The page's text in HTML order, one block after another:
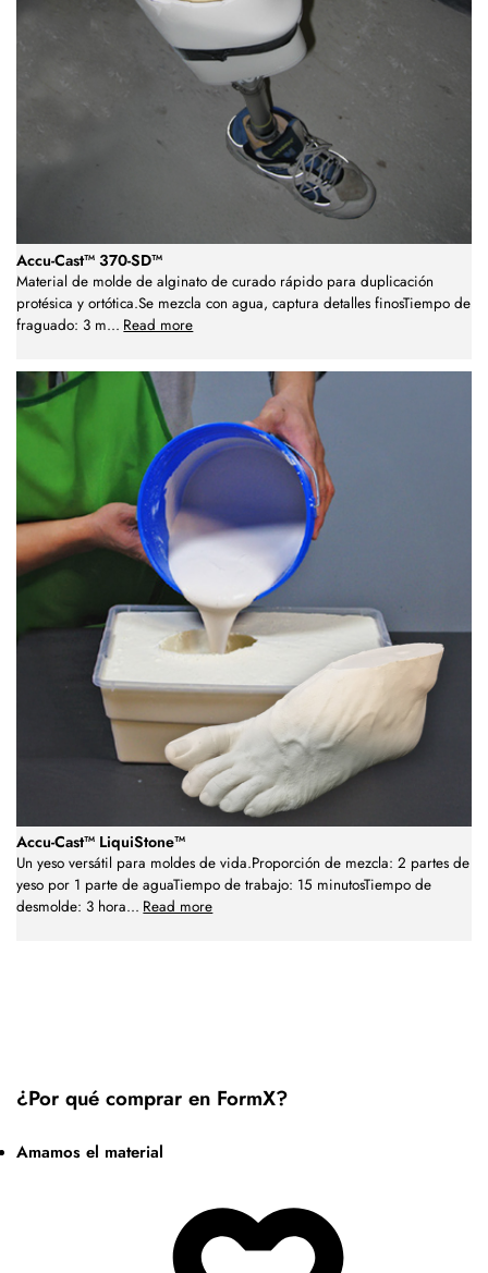
Accu-Cast™ 370-SD™
Material de molde de alginato de curado rápido para duplicación
protésica y ortótica.Se mezcla con agua, captura detalles finosTiempo de
fraguado: 3 m... Read more
Accu-Cast™ LiquiStone™
Un yeso versátil para moldes de vida.Proporción de mezcla: 2 partes de
yeso por 1 parte de aguaTiempo de trabajo: 15 minutosTiempo de
desmolde: 3 hora... Read more
¿Por qué comprar en FormX?
Amamos el material